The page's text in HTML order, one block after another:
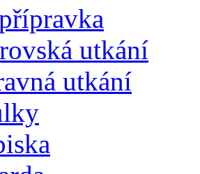
utkání
utkání